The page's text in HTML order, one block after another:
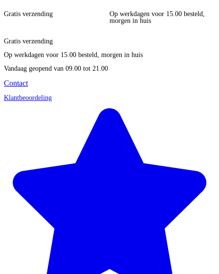
Gratis verzending
Op werkdagen voor 15.00 besteld,
morgen in huis
Gratis verzending
Op werkdagen voor 15.00 besteld, morgen in huis
Vandaag geopend van 09.00 tot 21.00
Contact
Klantbeoordeling